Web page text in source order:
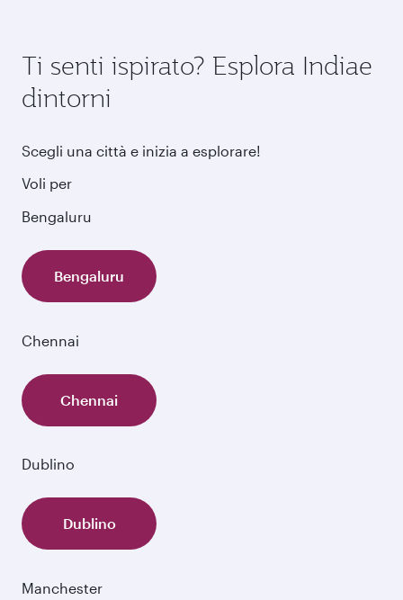
Ti senti ispirato? Esplora Indiae
dintorni
Scegli una città e inizia a esplorare!
Voli per
Bengaluru
Bengaluru
Chennai
Chennai
Dublino
Dublino
Manchester